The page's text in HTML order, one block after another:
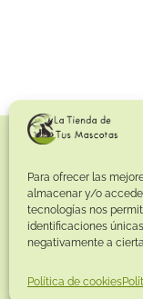
Para ofrecer las
almacenar y/o
tecnologías nos
identificaciones
negativamente a
Política de cookies